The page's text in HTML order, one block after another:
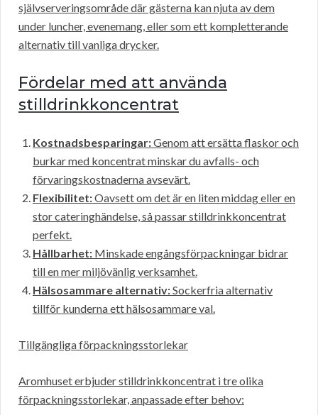
självserveringsområde där gästerna kan njuta av dem
under luncher, evenemang, eller som ett kompletterande
alternativ till vanliga drycker.
Fördelar med att använda
stilldrinkkoncentrat
Kostnadsbesparingar:Genom att ersätta flaskor och
burkar med koncentrat minskar du avfalls- och
förvaringskostnaderna avsevärt.
Flexibilitet:Oavsett om det är en liten middag eller en
stor cateringhändelse, så passar stilldrinkkoncentrat
perfekt.
Hållbarhet: Minskade engångsförpackningar bidrar
till en mer miljövänlig verksamhet.
Hälsosammare alternativ:Sockerfria alternativ
tillför kunderna ett hälsosammare val.
Tillgängliga förpackningsstorlekar
Aromhuset erbjuder stilldrinkkoncentrat i tre olika
förpackningsstorlekar, anpassade efter behov: